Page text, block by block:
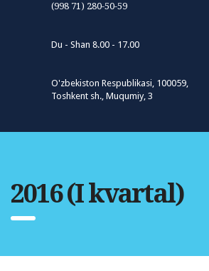
(998 71) 280-50-59
Du - Shan 8.00 - 17.00
O'zbekiston Respublikasi, 100059,
Toshkent sh., Muqumiy, 3
2016 (I kvartal)